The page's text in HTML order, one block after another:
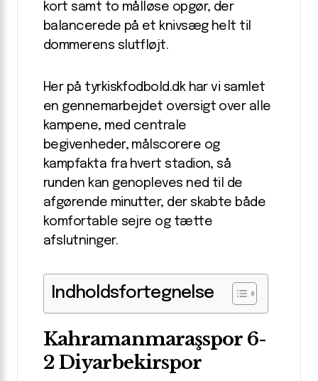
kort samt to målløse opgør, der
balancerede på et knivsæg helt til
dommerens slutfløjt.
Her på tyrkiskfodbold.dk har vi samlet
en gennemarbejdet oversigt over alle
kampene, med centrale
begivenheder, målscorere og
kampfakta fra hvert stadion, så
runden kan genopleves ned til de
afgørende minutter, der skabte både
komfortable sejre og tætte
afslutninger.
Indholdsfortegnelse
Kahramanmaraşspor 6-
2 Diyarbekirspor